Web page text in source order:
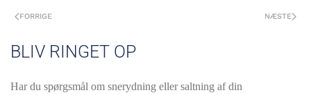
FORRIGE NÆSTE
BLIV RINGET OP
Har du spørgsmål om snerydning eller saltning af din